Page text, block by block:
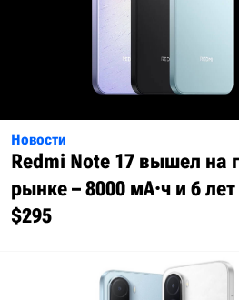
Новости
Redmi Note 17 вышел на
рынке – 8000 мА·ч и 6
$295